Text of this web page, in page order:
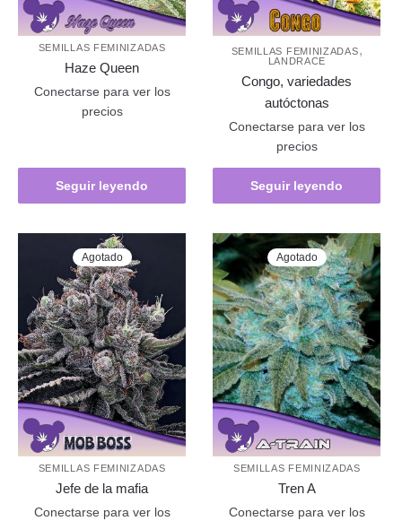
SEMILLAS FEMINIZADAS
Haze Queen
Conectarse para ver los
precios
Seguir leyendo
SEMILLAS FEMINIZADAS,
LANDRACE
Congo, variedades
autóctonas
Conectarse para ver los
precios
Seguir leyendo
Agotado
SEMILLAS FEMINIZADAS
Jefe de la mafia
Conectarse para ver los
Agotado
SEMILLAS FEMINIZADAS
Tren A
Conectarse para ver los